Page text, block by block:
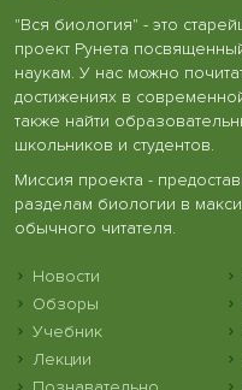
"Вся биология" - это
проект Рунета
наукам. У нас можно
достижениях в
также найти
школьников и студентов.
Миссия проекта -
разделам биологии в
обычного читателя.
Новости
Обзоры
Учебник
Лекции